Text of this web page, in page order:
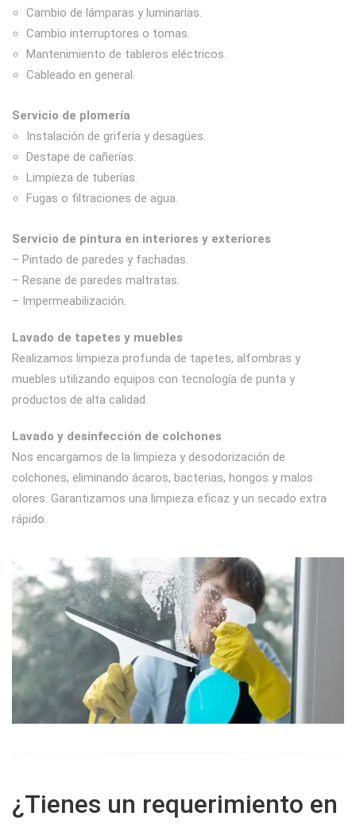
Cambio de lámparas y luminarias.
Cambio interruptores o tomas.
Mantenimiento de tableros eléctricos.
Cableado en general.
Servicio de plomería
Instalación de grifería y desagües.
Destape de cañerías.
Limpieza de tuberías.
Fugas o filtraciones de agua.
Servicio de pintura en interiores y exteriores
– Pintado de paredes y fachadas.
– Resane de paredes maltratas.
– Impermeabilización.
Lavado de tapetes y muebles
Realizamos limpieza profunda de tapetes, alfombras y
muebles utilizando equipos con tecnología de punta y
productos de alta calidad.
Lavado y desinfección de colchones
Nos encargamos de la limpieza y desodorización de
colchones, eliminando ácaros, bacterias, hongos y malos
olores. Garantizamos una limpieza eficaz y un secado extra
rápido.
¿Tienes un requerimiento en